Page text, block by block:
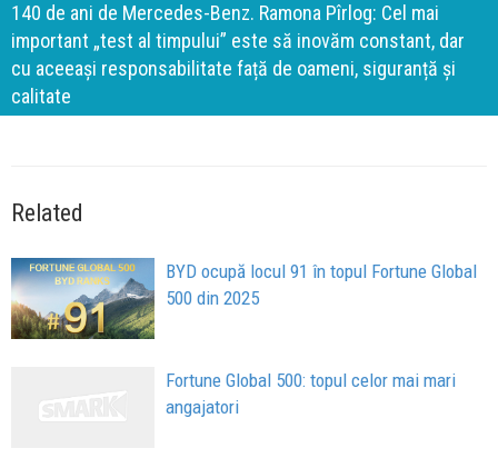
140 de ani de Mercedes-Benz. Ramona Pîrlog: Cel mai
important „test al timpului” este să inovăm constant, dar
cu aceeași responsabilitate față de oameni, siguranță și
calitate
Related
BYD ocupă locul 91 în topul Fortune Global
500 din 2025
Fortune Global 500: topul celor mai mari
angajatori